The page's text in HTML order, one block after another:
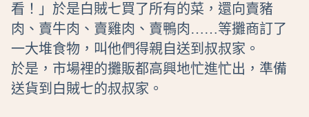
看！」於是白賊七買了所有的菜，還向賣豬
肉、賣牛肉、賣雞肉、賣鴨肉……等攤商訂了
一大堆食物，叫他們得親自送到叔叔家。
於是，市場裡的攤販都高興地忙進忙出，準備
送貨到白賊七的叔叔家。